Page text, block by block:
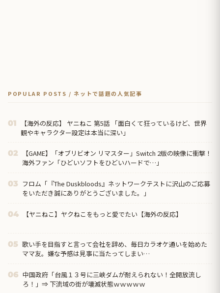
POPULAR POSTS / ネットで話題の人気記事
01
【海外の反応】 ヤニねこ 第5話 「面白くて狂っているけど、世界
観やキャラクター設定は本当に深い」
02
【GAME】「オブリビオン リマスター」Switch 2版の映像に衝撃！
海外ファン「ひどいソフトをひどいハードで…」
03 フロム「『The Duskbloods』ネットワークテストに沢山のご応募
をいただき誠にありがとうございました。」
04 【ヤニねこ】ヤクねこをもっと愛でたい【海外の反応】
05 歌い手を目指すと言って会社を辞め、毎日カラオケ通いを始めた
ママ友。嫌な予感は見事に当たってしまい…
06 中国政府「台風１３号に三峡ダムが耐えられない！全開放流し
ろ！」⇒ 下流域の街が壊滅状態ｗｗｗｗｗ